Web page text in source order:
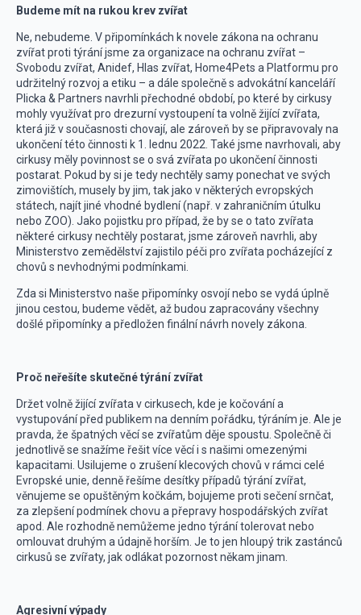
Budeme mít na rukou krev zvířat
Ne, nebudeme. V připomínkách k novele zákona na ochranu
zvířat proti týrání jsme za organizace na ochranu zvířat –
Svobodu zvířat, Anidef, Hlas zvířat, Home4Pets a Platformu pro
udržitelný rozvoj a etiku – a dále společně s advokátní kanceláří
Plicka & Partners navrhli přechodné období, po které by cirkusy
mohly využívat pro drezurní vystoupení ta volně žijící zvířata,
která již v současnosti chovají, ale zároveň by se připravovaly na
ukončení této činnosti k 1. lednu 2022. Také jsme navrhovali, aby
cirkusy měly povinnost se o svá zvířata po ukončení činnosti
postarat. Pokud by si je tedy nechtěly samy ponechat ve svých
zimovištích, musely by jim, tak jako v některých evropských
státech, najít jiné vhodné bydlení (např. v zahraničním útulku
nebo ZOO). Jako pojistku pro případ, že by se o tato zvířata
některé cirkusy nechtěly postarat, jsme zároveň navrhli, aby
Ministerstvo zemědělství zajistilo péči pro zvířata pocházející z
chovů s nevhodnými podmínkami.
Zda si Ministerstvo naše připomínky osvojí nebo se vydá úplně
jinou cestou, budeme vědět, až budou zapracovány všechny
došlé připomínky a předložen finální návrh novely zákona.
Proč neřešíte skutečné týrání zvířat
Držet volně žijící zvířata v cirkusech, kde je kočování a
vystupování před publikem na denním pořádku, týráním je. Ale je
pravda, že špatných věcí se zvířatům děje spoustu. Společně či
jednotlivě se snažíme řešit více věcí i s našimi omezenými
kapacitami. Usilujeme o zrušení klecových chovů v rámci celé
Evropské unie, denně řešíme desítky případů týrání zvířat,
věnujeme se opuštěným kočkám, bojujeme proti sečení srnčat,
za zlepšení podmínek chovu a přepravy hospodářských zvířat
apod. Ale rozhodně nemůžeme jedno týrání tolerovat nebo
omlouvat druhým a údajně horším. Je to jen hloupý trik zastánců
cirkusů se zvířaty, jak odlákat pozornost někam jinam.
Agresivní výpady